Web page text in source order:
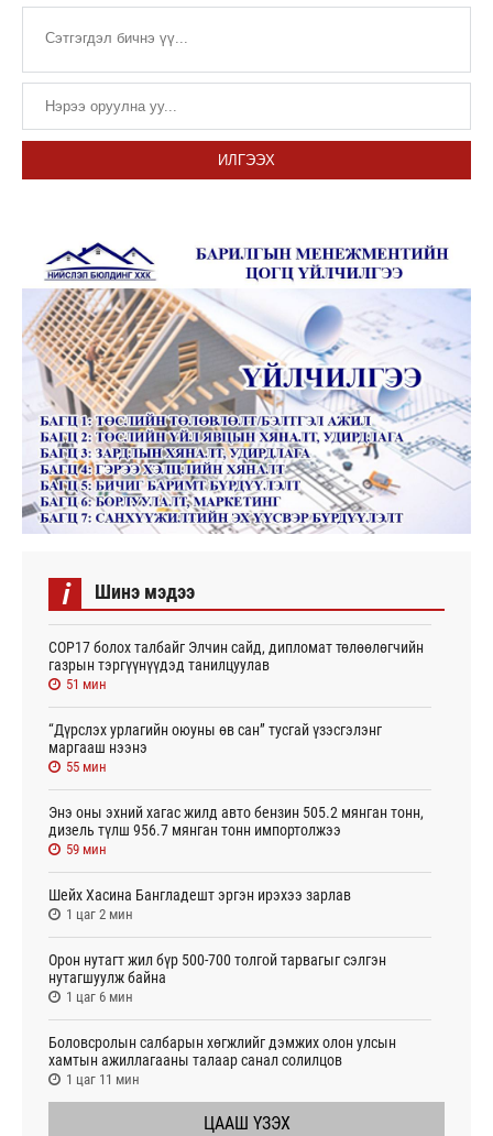
ИЛГЭЭХ
i Шинэ мэдээ
СОР17 болох талбайг Элчин сайд, дипломат төлөөлөгчийн
газрын тэргүүнүүдэд танилцуулав
51 мин
“Дүрслэх урлагийн оюуны өв сан” тусгай үзэсгэлэнг
маргааш нээнэ
55 мин
Энэ оны эхний хагас жилд авто бензин 505.2 мянган тонн,
дизель түлш 956.7 мянган тонн импортолжээ
59 мин
Шейх Хасина Бангладешт эргэн ирэхээ зарлав
1 цаг 2 мин
Орон нутагт жил бүр 500-700 толгой тарвагыг сэлгэн
нутагшуулж байна
1 цаг 6 мин
Боловсролын салбарын хөгжлийг дэмжих олон улсын
хамтын ажиллагааны талаар санал солилцов
1 цаг 11 мин
ЦААШ ҮЗЭХ